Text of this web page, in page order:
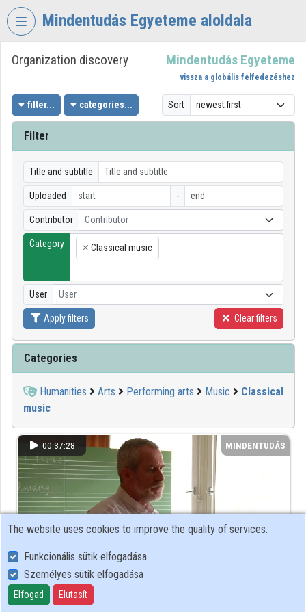
Skip header
Mindentudás Egyeteme aloldala
VIDEOTORIUM
MINDENTUDÁS
EGYETEME
Organization home
Log In
Organization discovery
Categories
Organization playlists
Organizations
Contributors
Organization discovery Mindentudás Egyeteme
vissza a globális felfedezéshez
filter... categories... Sort
Filter
Title and subtitle
Uploaded -
Contributor Contributor
Category
×
Classical music
User User
Apply filters Clear filters
Categories
Humanities Arts Performing arts Music
Classical
music
00:37:28 MINDENTUDÁS
Liszt Ferenc, a 200 éves ifjú
The website uses cookies to improve the quality of services.
Funkcionális sütik elfogadása
Személyes sütik elfogadása
Elfogad Elutasít